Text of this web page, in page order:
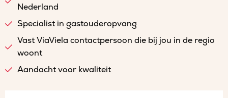
Nederland
Specialist in gastouderopvang
Vast ViaViela contactpersoon die bij jou in de regio
woont
Aandacht voor kwaliteit